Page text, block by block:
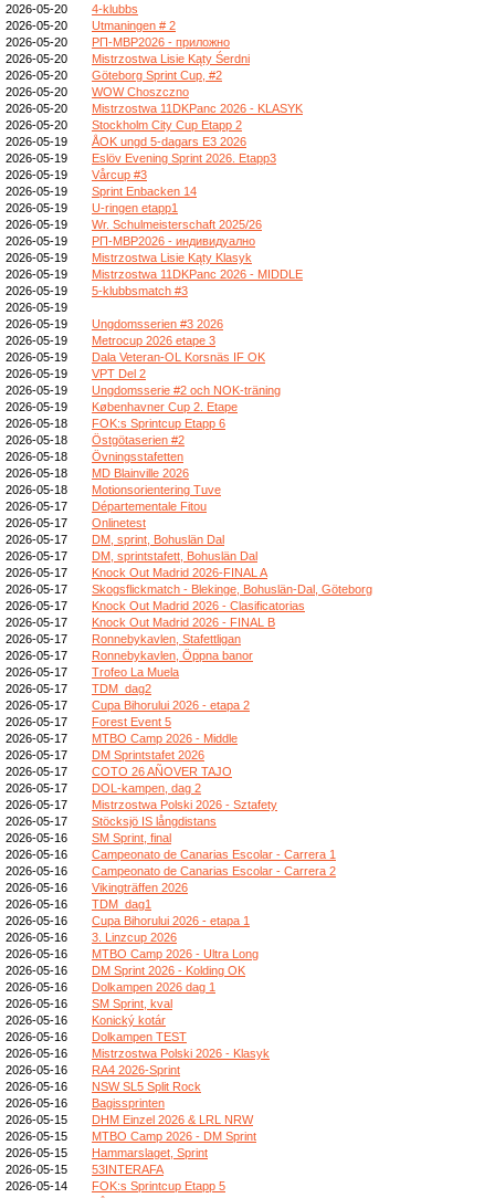
2026-05-20
4-klubbs
2026-05-20
Utmaningen # 2
2026-05-20
РП-МВР2026 - приложно
2026-05-20
Mistrzostwa Lisie Kąty Śerdni
2026-05-20
Göteborg Sprint Cup, #2
2026-05-20
WOW Choszczno
2026-05-20
Mistrzostwa 11DKPanc 2026 - KLASYK
2026-05-20
Stockholm City Cup Etapp 2
2026-05-19
ÅOK ungd 5-dagars E3 2026
2026-05-19
Eslöv Evening Sprint 2026. Etapp3
2026-05-19
Vårcup #3
2026-05-19
Sprint Enbacken 14
2026-05-19
U-ringen etapp1
2026-05-19
Wr. Schulmeisterschaft 2025/26
2026-05-19
РП-МВР2026 - индивидуално
2026-05-19
Mistrzostwa Lisie Kąty Klasyk
2026-05-19
Mistrzostwa 11DKPanc 2026 - MIDDLE
2026-05-19
5-klubbsmatch #3
2026-05-19
2026-05-19
Ungdomsserien #3 2026
2026-05-19
Metrocup 2026 etape 3
2026-05-19
Dala Veteran-OL Korsnäs IF OK
2026-05-19
VPT Del 2
2026-05-19
Ungdomsserie #2 och NOK-träning
2026-05-19
Københavner Cup 2. Etape
2026-05-18
FOK:s Sprintcup Etapp 6
2026-05-18
Östgötaserien #2
2026-05-18
Övningsstafetten
2026-05-18
MD Blainville 2026
2026-05-18
Motionsorientering Tuve
2026-05-17
Départementale Fitou
2026-05-17
Onlinetest
2026-05-17
DM, sprint, Bohuslän Dal
2026-05-17
DM, sprintstafett, Bohuslän Dal
2026-05-17
Knock Out Madrid 2026-FINAL A
2026-05-17
Skogsflickmatch - Blekinge, Bohuslän-Dal, Göteborg
2026-05-17
Knock Out Madrid 2026 - Clasificatorias
2026-05-17
Knock Out Madrid 2026 - FINAL B
2026-05-17
Ronnebykavlen, Stafettligan
2026-05-17
Ronnebykavlen, Öppna banor
2026-05-17
Trofeo La Muela
2026-05-17
TDM_dag2
2026-05-17
Cupa Bihorului 2026 - etapa 2
2026-05-17
Forest Event 5
2026-05-17
MTBO Camp 2026 - Middle
2026-05-17
DM Sprintstafet 2026
2026-05-17
COTO 26 AÑOVER TAJO
2026-05-17
DOL-kampen, dag 2
2026-05-17
Mistrzostwa Polski 2026 - Sztafety
2026-05-17
Stöcksjö IS långdistans
2026-05-16
SM Sprint, final
2026-05-16
Campeonato de Canarias Escolar - Carrera 1
2026-05-16
Campeonato de Canarias Escolar - Carrera 2
2026-05-16
Vikingträffen 2026
2026-05-16
TDM_dag1
2026-05-16
Cupa Bihorului 2026 - etapa 1
2026-05-16
3. Linzcup 2026
2026-05-16
MTBO Camp 2026 - Ultra Long
2026-05-16
DM Sprint 2026 - Kolding OK
2026-05-16
Dolkampen 2026 dag 1
2026-05-16
SM Sprint, kval
2026-05-16
Konický kotár
2026-05-16
Dolkampen TEST
2026-05-16
Mistrzostwa Polski 2026 - Klasyk
2026-05-16
RA4 2026-Sprint
2026-05-16
NSW SL5 Split Rock
2026-05-16
Bagissprinten
2026-05-15
DHM Einzel 2026 & LRL NRW
2026-05-15
MTBO Camp 2026 - DM Sprint
2026-05-15
Hammarslaget, Sprint
2026-05-15
53INTERAFA
2026-05-14
FOK:s Sprintcup Etapp 5